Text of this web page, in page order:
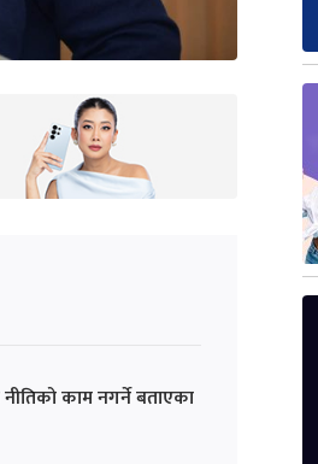
नीतिको काम नगर्ने बताएका